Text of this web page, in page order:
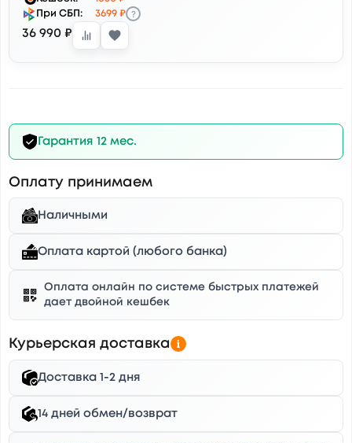
При СБП:
3699 ₽ ?
36 990 ₽
Гарантия 12 мес.
Оплату принимаем
Наличными
Оплата картой (любого банка)
Оплата онлайн по системе быстрых платежей
дает двойной кешбек
Курьерская доставка
Доставка 1-2 дня
14 дней обмен/возврат